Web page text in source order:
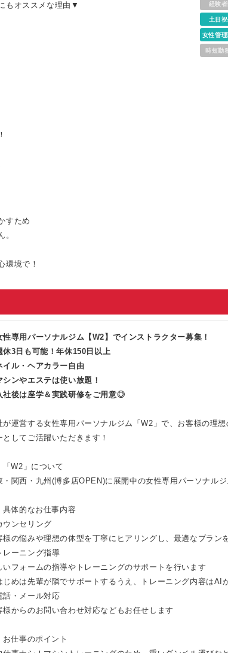
もオススメな理由▼
すため
。
環境で！
経験
土日
女性管
時短勤
専用パーソナルジム【W2】でインストラクター募集！
3日も可能！年休150日以上
ル・ヘアカラー自由
ンやエステは使い放題！
後は座学＆実践研修をご用意◎
が運営する女性専用パーソナルジム「W2」で、お客様の理
としてご活躍いただきます！
「W2」について
・関西・九州(博多店OPEN)に展開中の女性専用パーソナルジ
具体的なお仕事内容
ンセリング
様の悩みや理想の体型を丁寧にヒアリングし、最適なプラン
ーニング指導
いフォームの指導やトレーニングのサポートを行います
じめは先輩が隣でサポートするうえ、トレーニング内容はAI
・メール対応
様からのお問い合わせ対応などもお任せします
お仕事のポイント